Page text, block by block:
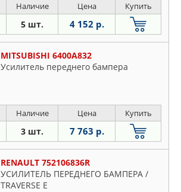
Наличие Цена Купить
5 шт. 4 152 р.
MITSUBISHI 6400A832
Усилитель переднего бампера
Наличие Цена Купить
3 шт. 7 763 р.
RENAULT 752106836R
УСИЛИТЕЛЬ ПЕРЕДНЕГО БАМПЕРА /
TRAVERSE E